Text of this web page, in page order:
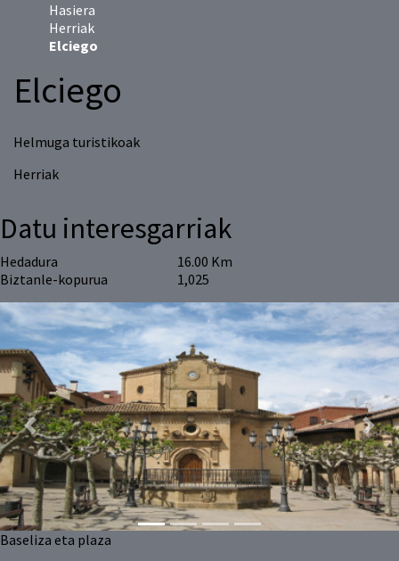
Hasiera
Herriak
Elciego
Elciego
Helmuga turistikoak
Herriak
Datu interesgarriak
Hedadura
16.00 Km
Biztanle-kopurua
1,025
Baseliza eta plaza
Previous Next